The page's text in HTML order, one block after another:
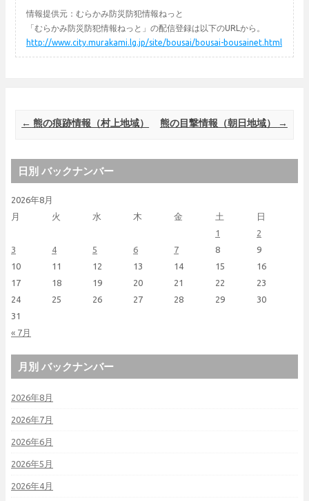
情報提供元：むらかみ防災防犯情報ねっと
「むらかみ防災防犯情報ねっと」の配信登録は以下のURLから。
http://www.city.murakami.lg.jp/site/bousai/bousai-bousainet.html
Post navigation
← 熊の痕跡情報（村上地域） 熊の目撃情報（朝日地域） →
日別 バックナンバー
2026年8月
月
火 水 木 金 土 日
« 7月
1
2
3
4 5 6 7 8
9
10
11 12 13 14 15
16
17
18 19 20 21 22
23
24
25 26 27 28 29
30
31
月別 バックナンバー
2026年8月
2026年7月
2026年6月
2026年5月
2026年4月